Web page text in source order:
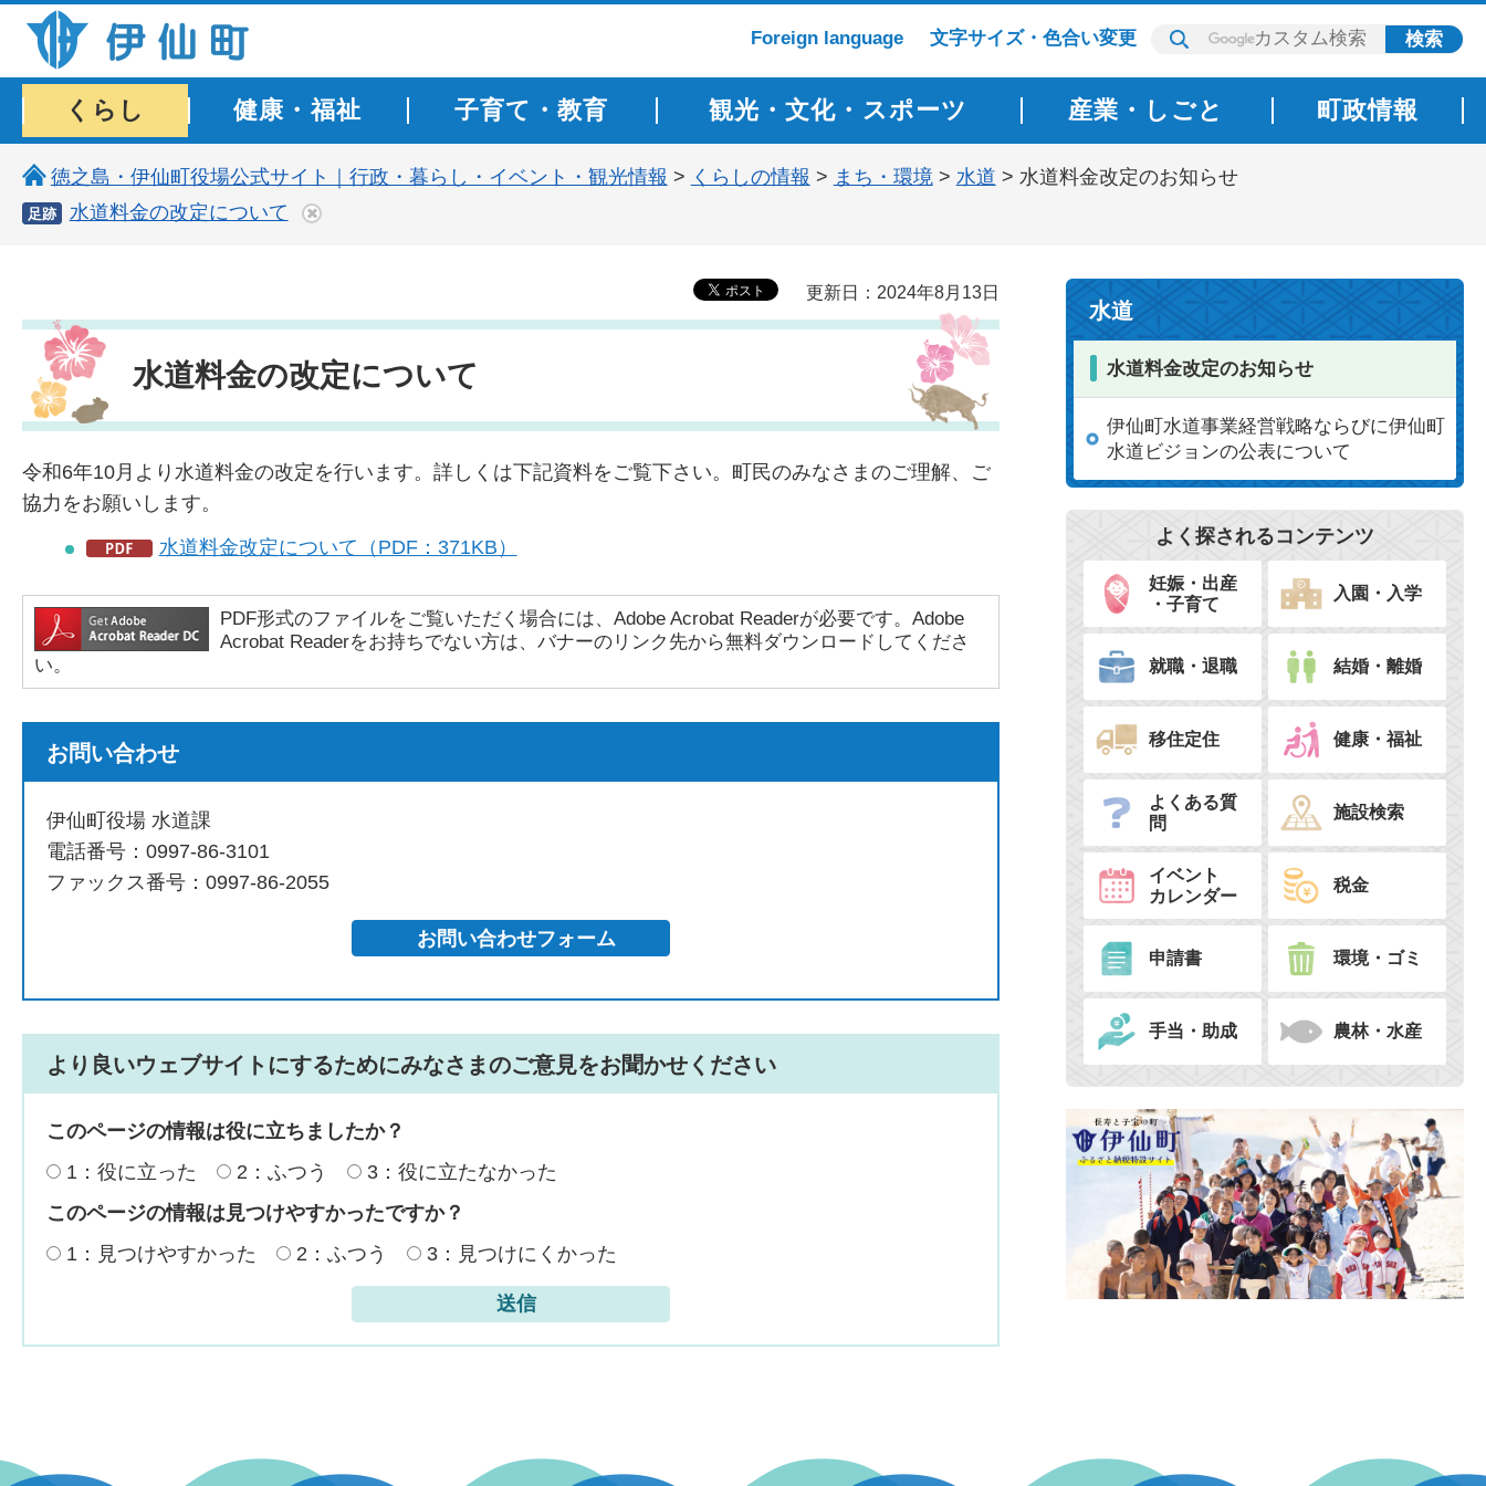
伊仙町 健康・長寿と子宝の町 Foreign language 文字サイズ・色合い変更
くらし 健康・福祉 子育て・教育 観光・文化・スポーツ 産業・しごと 町政情報
徳之島・伊仙町役場公式サイト｜行政・暮らし・イベント・観光情報 > くらしの情報 > まち・環境> 水道 > 水道料金改定のお知らせ
足跡 水道料金の改定について
更新日：2024年8月13日
水道料金の改定について
令和6年10月より水道料金の改定を行います。詳しくは下記資料をご覧下さい。町民のみなさまのご理解、ご
協力をお願いします。
水道料金改定について（PDF：371KB）
PDF形式のファイルをご覧いただく場合には、Adobe Acrobat Readerが必要です。Adobe
Acrobat Readerをお持ちでない方は、バナーのリンク先から無料ダウンロードしてくださ
い。
お問い合わせ
伊仙町役場 水道課
電話番号：0997-86-3101
ファックス番号：0997-86-2055
より良いウェブサイトにするためにみなさまのご意見をお聞かせください
このページの情報は役に立ちましたか？
1：役に立った
2：ふつう
3：役に立たなかった
このページの情報は見つけやすかったですか？
1：見つけやすかった
2：ふつう 3：見つけにくかった
水道
水道料金改定のお知らせ
伊仙町水道事業経営戦略ならびに伊仙町
水道ビジョンの公表について
よく探されるコンテンツ
妊娠・出産
・子育て
入園・入学
就職・退職 結婚・離婚
移住定住 健康・福祉
よくある質
問
施設検索
イベント
カレンダー
税金
申請書 環境・ゴミ
手当・助成 農林・水産